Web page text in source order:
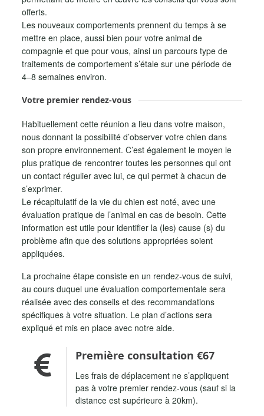
offerts.
Les nouveaux comportements prennent du temps à se
mettre en place, aussi bien pour votre animal de
compagnie et que pour vous, ainsi un parcours type de
traitements de comportement s’étale sur une période de
4–8 semaines environ.
Votre premier rendez-vous
Habituellement cette réunion a lieu dans votre maison,
nous donnant la possibilité d’observer votre chien dans
son propre environnement. C’est également le moyen le
plus pratique de rencontrer toutes les personnes qui ont
un contact régulier avec lui, ce qui permet à chacun de
s’exprimer.
Le récapitulatif de la vie du chien est noté, avec une
évaluation pratique de l’animal en cas de besoin. Cette
information est utile pour identifier la (les) cause (s) du
problème afin que des solutions appropriées soient
appliquées.
La prochaine étape consiste en un rendez-vous de suivi,
au cours duquel une évaluation comportementale sera
réalisée avec des conseils et des recommandations
spécifiques à votre situation. Le plan d’actions sera
expliqué et mis en place avec notre aide.
Première consultation €67
Les frais de déplacement ne s’appliquent
pas à votre premier rendez-vous (sauf si la
distance est supérieure à 20km).